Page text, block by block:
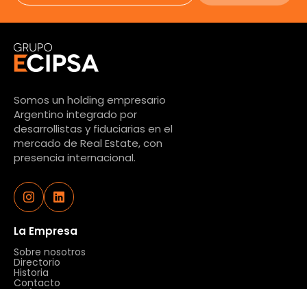
Somos un holding empresario
Argentino integrado por
desarrollistas y fiduciarias en el
mercado de Real Estate, con
presencia internacional.
La Empresa
Sobre nosotros
Directorio
Historia
Contacto